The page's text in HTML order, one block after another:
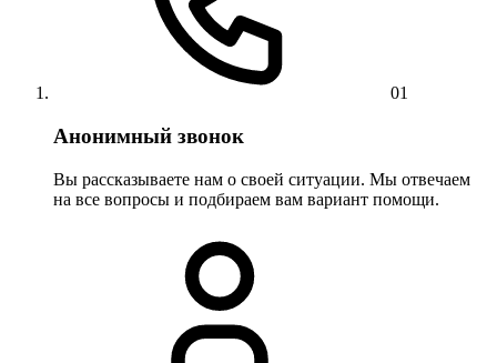
01
Анонимный звонок
Вы рассказываете нам о своей ситуации. Мы отвечаем
на все вопросы и подбираем вам вариант помощи.